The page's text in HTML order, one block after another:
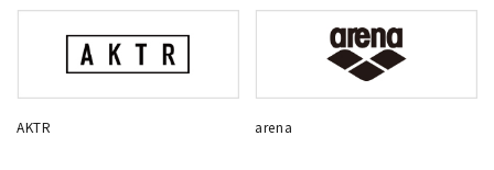
AKTR arena